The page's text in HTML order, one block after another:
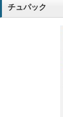
チュパック